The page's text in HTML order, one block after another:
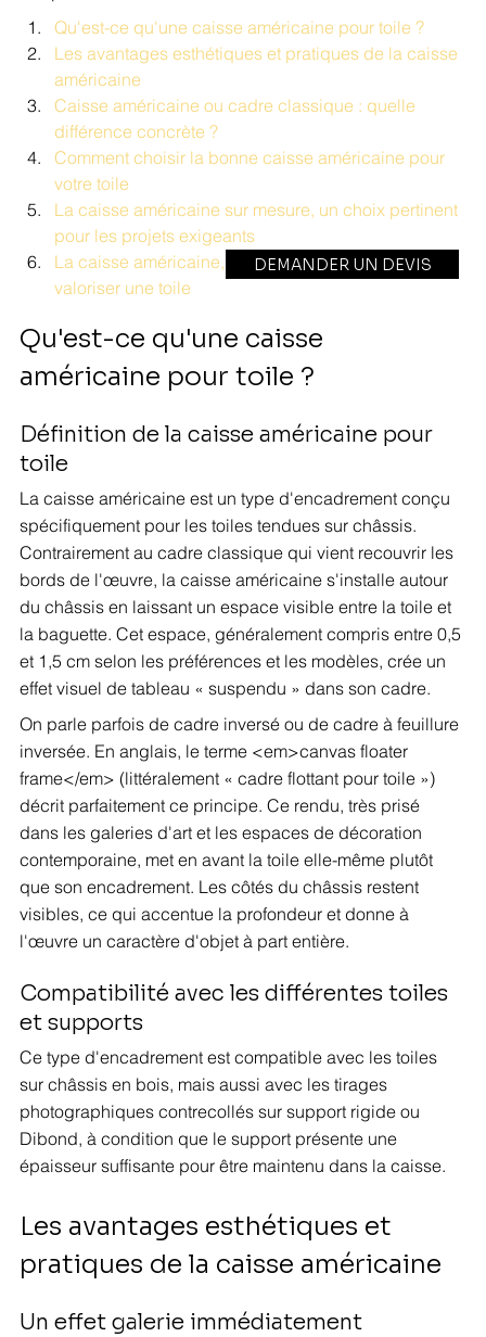
Qu'est-ce qu'une caisse américaine pour toile ?
Les avantages esthétiques et pratiques de la caisse
américaine
Caisse américaine ou cadre classique : quelle
différence concrète ?
Comment choisir la bonne caisse américaine pour
votre toile
La caisse américaine sur mesure, un choix pertinent
pour les projets exigeants
La caisse américaine, un choix pertinent pour
valoriser une toile
Qu'est-ce qu'une caisse
américaine pour toile ?
Définition de la caisse américaine pour
toile
La caisse américaine est un type d'encadrement conçu
spécifiquement pour les toiles tendues sur châssis.
Contrairement au cadre classique qui vient recouvrir les
bords de l'œuvre, la caisse américaine s'installe autour
du châssis en laissant un espace visible entre la toile et
la baguette. Cet espace, généralement compris entre 0,5
et 1,5 cm selon les préférences et les modèles, crée un
effet visuel de tableau « suspendu » dans son cadre.
On parle parfois de cadre inversé ou de cadre à feuillure
inversée. En anglais, le terme <em>canvas floater
frame</em> (littéralement « cadre flottant pour toile »)
décrit parfaitement ce principe. Ce rendu, très prisé
dans les galeries d'art et les espaces de décoration
contemporaine, met en avant la toile elle-même plutôt
que son encadrement. Les côtés du châssis restent
visibles, ce qui accentue la profondeur et donne à
l'œuvre un caractère d'objet à part entière.
Compatibilité avec les différentes toiles
et supports
Ce type d'encadrement est compatible avec les toiles
sur châssis en bois, mais aussi avec les tirages
photographiques contrecollés sur support rigide ou
Dibond, à condition que le support présente une
épaisseur suffisante pour être maintenu dans la caisse.
Les avantages esthétiques et
pratiques de la caisse américaine
Un effet galerie immédiatement
DEMANDER UN DEVIS